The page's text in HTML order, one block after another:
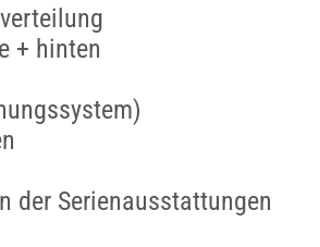
+ hinten
der Serienausstattungen